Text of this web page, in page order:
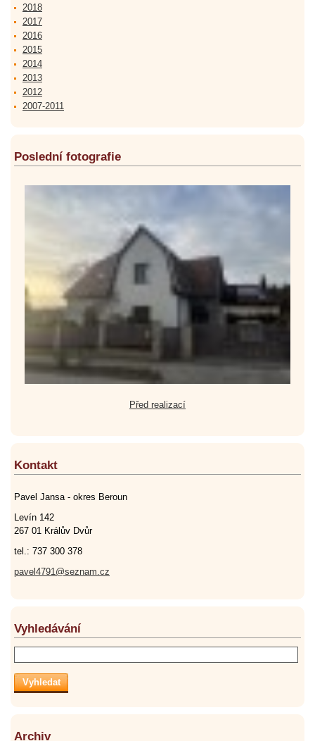
2018
2017
2016
2015
2014
2013
2012
2007-2011
Poslední fotografie
Před realizací
Kontakt
Pavel Jansa - okres Beroun
Levín 142
267 01 Králův Dvůr
tel.: 737 300 378
pavel4791@seznam.cz
Vyhledávání
Archiv